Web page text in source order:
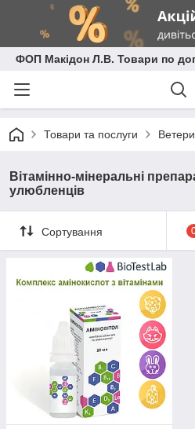
ФОП Макідон Л.В. Товари по
Товари та послуги
Вітамінно-мінеральні
улюбленців
Сортування